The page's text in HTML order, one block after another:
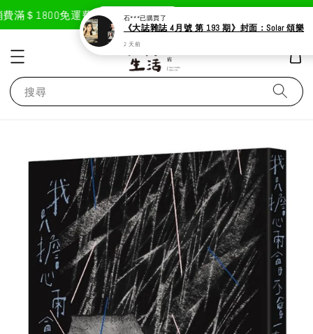
＄1800免運費 現在去購物！ 首次註冊輸入折扣碼「
搜尋
石***已購買了
《大誌雜誌 4月號 第 193 期》封面：Solar 頌樂
2 天前